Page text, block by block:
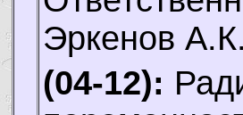
Эркенов А.К.
(04-12):